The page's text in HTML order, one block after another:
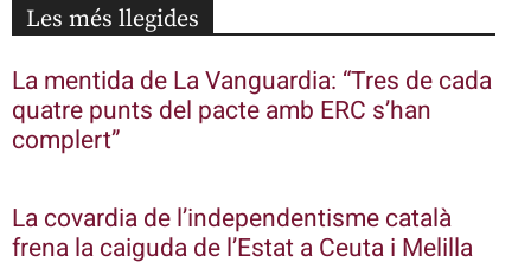
Les més llegides
La mentida de La Vanguardia: “Tres de cada
quatre punts del pacte amb ERC s’han
complert”
La covardia de l’independentisme català
frena la caiguda de l’Estat a Ceuta i Melilla